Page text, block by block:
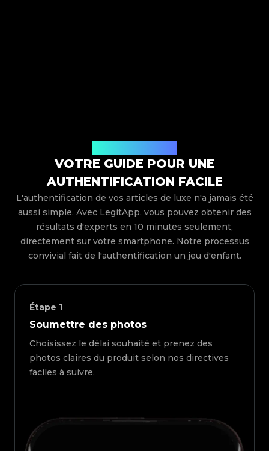
VOTRE GUIDE POUR UNE
AUTHENTIFICATION FACILE
L'authentification de vos articles de luxe n'a jamais été
aussi simple. Avec LegitApp, vous pouvez obtenir des
résultats d'experts en 10 minutes seulement,
directement sur votre smartphone. Notre processus
convivial fait de l'authentification un jeu d'enfant.
Étape 1
Soumettre des photos
Choisissez le délai souhaité et prenez des
photos claires du produit selon nos directives
faciles à suivre.